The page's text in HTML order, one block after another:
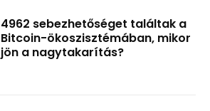
4962 sebezhetőséget találtak a
Bitcoin-ökoszisztémában, mikor
jön a nagytakarítás?